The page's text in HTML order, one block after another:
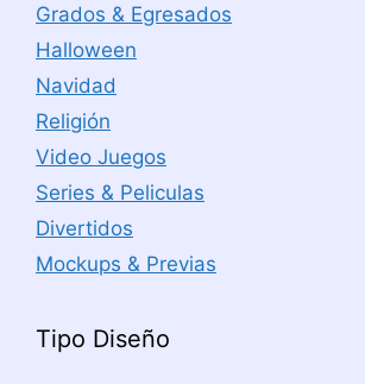
Grados & Egresados
Halloween
Navidad
Religión
Video Juegos
Series & Peliculas
Divertidos
Mockups & Previas
Tipo Diseño